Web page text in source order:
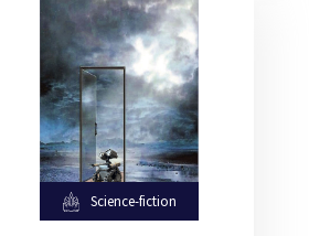
Science-fiction